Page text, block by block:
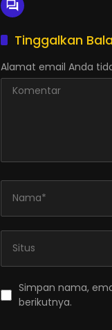
Tinggalkan
Alamat email Anda
Simpan nama,
berikutnya.